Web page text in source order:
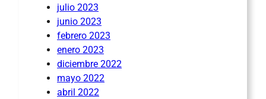
julio 2023
junio 2023
febrero 2023
enero 2023
diciembre 2022
mayo 2022
abril 2022